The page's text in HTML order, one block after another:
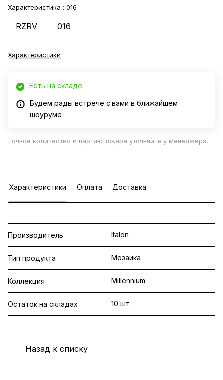
Характеристика : 016
RZRV 016
Характеристики
Есть на складе
Будем рады встрече с вами в ближайшем
шоуруме
Точное количество и партию товара уточняйте у менеджера.
Характеристики Оплата Доставка
Производитель Italon
Тип продукта Мозаика
Коллекция Millennium
Остаток на складах 10 шт
Назад к списку